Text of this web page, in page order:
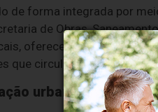
de forma integrada por
de Obras,
oferecendo uma
que circulam diariamente
urbana